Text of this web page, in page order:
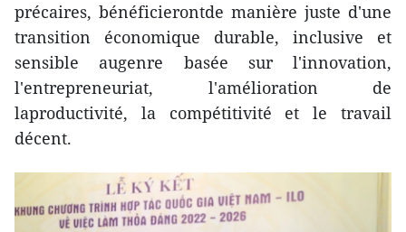
précaires, bénéficierontde manière juste d'une
transition économique durable, inclusive et
sensible augenre basée sur l'innovation,
l'entrepreneuriat, l'amélioration de
laproductivité, la compétitivité et le travail
décent.